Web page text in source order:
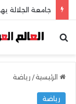
بحث عن
الرئيسية/ رياضة
رياضة